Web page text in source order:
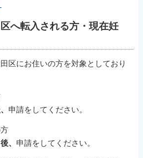
へ転入される方・現在妊
区にお住いの方を対象としており
申請をしてください。
、 申請をしてください。